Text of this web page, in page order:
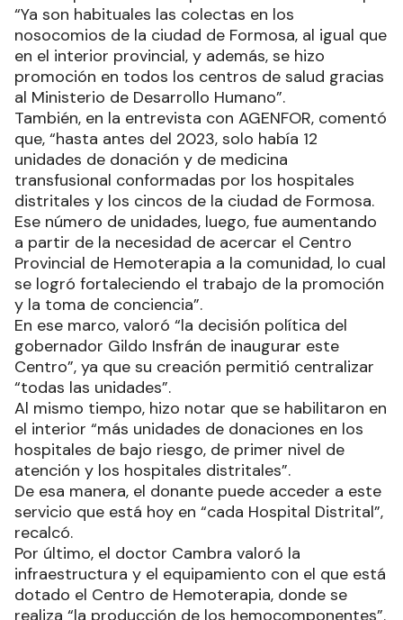
“Ya son habituales las colectas en los
nosocomios de la ciudad de Formosa, al igual que
en el interior provincial, y además, se hizo
promoción en todos los centros de salud gracias
al Ministerio de Desarrollo Humano”.
También, en la entrevista con AGENFOR, comentó
que, “hasta antes del 2023, solo había 12
unidades de donación y de medicina
transfusional conformadas por los hospitales
distritales y los cincos de la ciudad de Formosa.
Ese número de unidades, luego, fue aumentando
a partir de la necesidad de acercar el Centro
Provincial de Hemoterapia a la comunidad, lo cual
se logró fortaleciendo el trabajo de la promoción
y la toma de conciencia”.
En ese marco, valoró “la decisión política del
gobernador Gildo Insfrán de inaugurar este
Centro”, ya que su creación permitió centralizar
“todas las unidades”.
Al mismo tiempo, hizo notar que se habilitaron en
el interior “más unidades de donaciones en los
hospitales de bajo riesgo, de primer nivel de
atención y los hospitales distritales”.
De esa manera, el donante puede acceder a este
servicio que está hoy en “cada Hospital Distrital”,
recalcó.
Por último, el doctor Cambra valoró la
infraestructura y el equipamiento con el que está
dotado el Centro de Hemoterapia, donde se